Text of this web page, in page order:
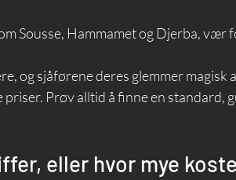
Sousse, Hammamet og Djerba, vær
og sjåførene deres glemmer
Prøv alltid å finne en standard,
eller hvor mye